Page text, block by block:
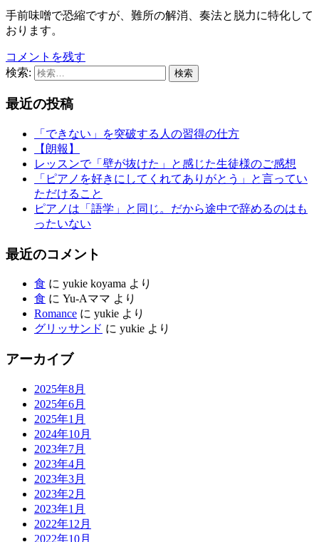
手前味噌で恐縮ですが、難所の解消、奏法と脱力に特化して
おります。
コメントを残す
検索:
最近の投稿
「できない」を突破する人の習得の仕方
【朗報】
レッスンで「壁が抜けた」と感じた生徒様のご感想
「ピアノを好きにしてくれてありがとう」と言ってい
ただけること
ピアノは「語学」と同じ。だから途中で辞めるのはも
ったいない
最近のコメント
食 に yukie koyama より
食 に Yu-Aママ より
Romance に yukie より
グリッサンド に yukie より
アーカイブ
2025年8月
2025年6月
2025年1月
2024年10月
2023年7月
2023年4月
2023年3月
2023年2月
2023年1月
2022年12月
2022年10月